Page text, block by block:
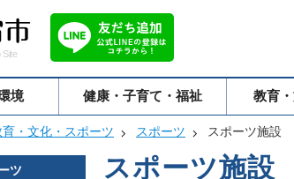
Site
境 健康・子育て・福祉 教育
育・文化・スポーツ スポーツ スポーツ施設
ツ スポーツ施設